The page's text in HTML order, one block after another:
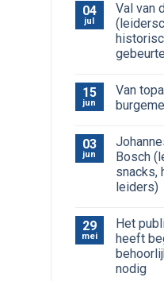
04
jul
Val van
15
jun
Van
03
jun
Bosch
snacks,
leiders)
29
mei
Het
heeft
nodig